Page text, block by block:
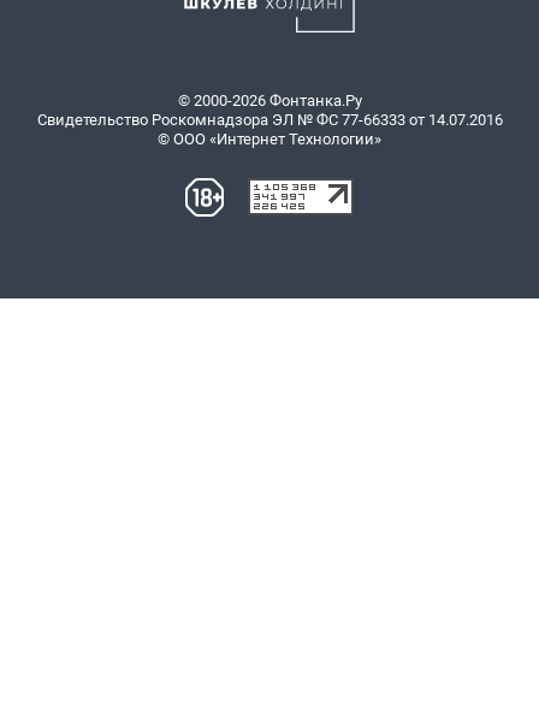
© 2000-2026 Фонтанка.Ру
Свидетельство Роскомнадзора ЭЛ № ФС 77-66333 от 14.07.2016
© ООО «Интернет Технологии»